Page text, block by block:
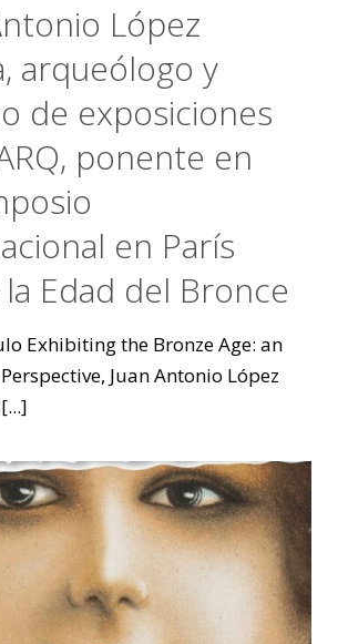
López
arqueólogo y
de exposiciones
ponente en
en París
Edad del Bronce
Exhibiting the Bronze Age: an
Juan Antonio López
[...]